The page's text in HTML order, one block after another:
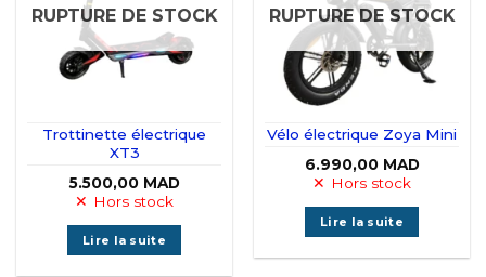
RUPTURE DE STOCK
Trottinette électrique
XT3
5.500,00 MAD
Hors stock
Lire la suite
RUPTURE DE STOCK
Vélo électrique Zoya Mini
6.990,00 MAD
Hors stock
Lire la suite